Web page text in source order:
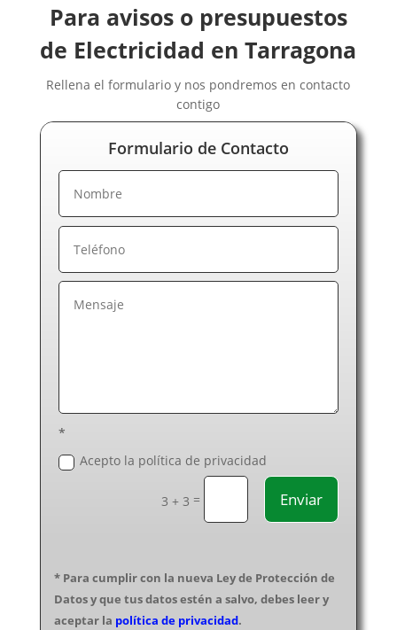
Electricistas Girona
Electricistas Granada
Electricistas Guadalajara
Electricistas Huelva
Electricistas Jaén
Electricistas La Rioja
Electricistas Las Palmas de Gran Canaria
Electricistas León
Electricistas Lérida
Electricistas Lugo
Electricistas Madrid
Electricistas Murcia
Electricistas Pontevedra
Electricistas Salamanca
Electricistas Segovia
Electricistas Teruel
Electricistas Toledo
Electricistas Valencia
Para avisos o presupuestos
de Electricidad en Tarragona
Rellena el formulario y nos pondremos en contacto
contigo
Formulario de Contacto
*
Acepto la política de privacidad
3 + 3 = Enviar
* Para cumplir con la nueva Ley de Protección de
Datos y que tus datos estén a salvo, debes leer y
aceptar la política de privacidad.